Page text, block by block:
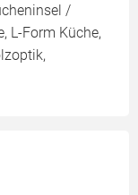
/
L-Form Küche,